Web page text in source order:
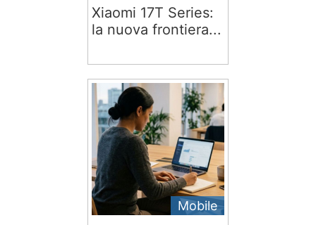
Xiaomi 17T Series:
la nuova frontiera...
Mobile